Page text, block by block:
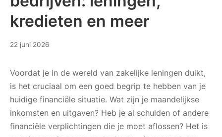
bij
combi
kredieten en meer
22 juni 202630
Voordat je in de wereld van zakelijke leningen duikt,
is het cruciaal om een goed begrip te hebben van je
huidige financiële situatie. Wat zijn je maandelijkse
inkomsten en uitgaven? Heb je al schulden of andere
financiële verplichtingen die je moet aflossen? Het is